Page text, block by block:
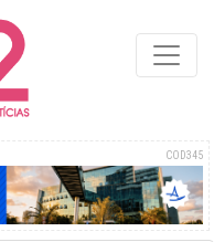
COD345